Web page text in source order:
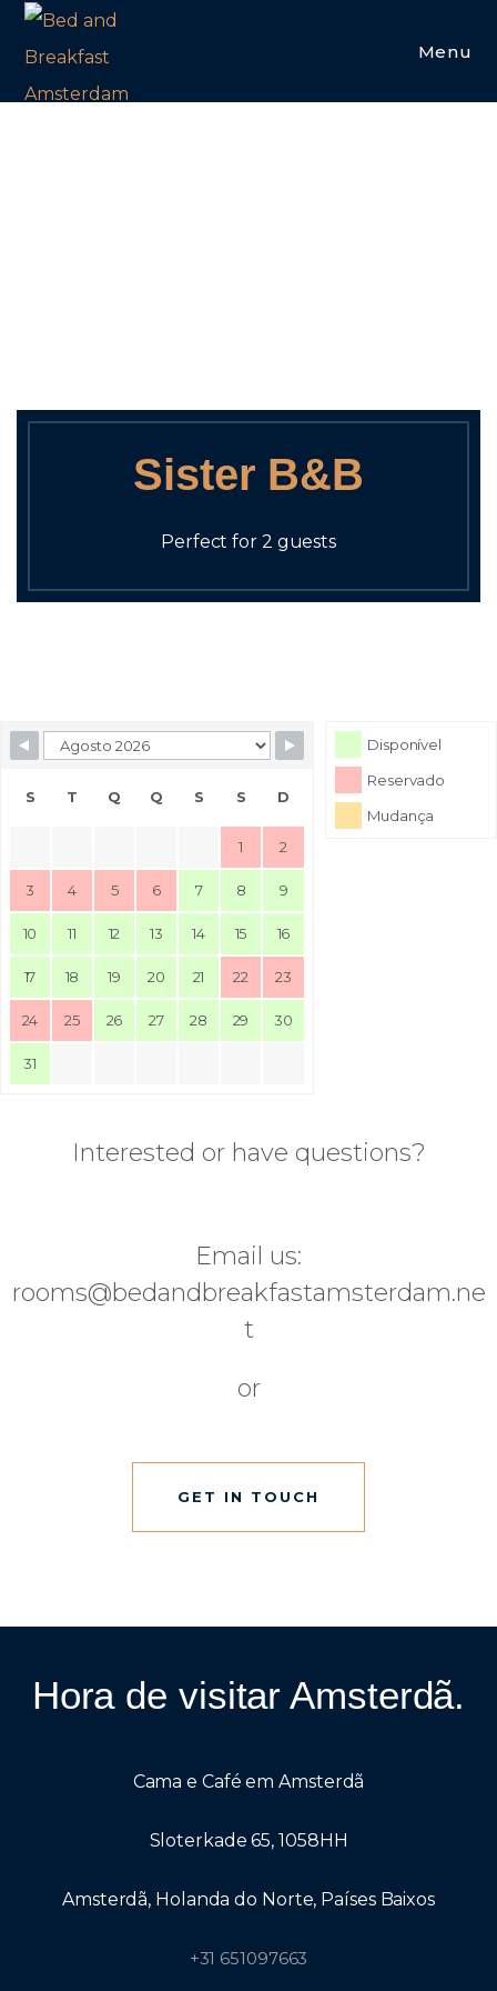
Menu
Sister B&B
Perfect for 2 guests
Disponível
Reservado
Mudança
S T Q Q S S D
1 2
3 4 5 6 7 8 9
10 11 12 13 14 15 16
17 18 19 20 21 22 23
24 25 26 27 28 29 30
31
Interested or have questions?
Email us:
rooms@bedandbreakfastamsterdam.ne
t
or
GET IN TOUCH
Hora de visitar Amsterdã.
Cama e Café em Amsterdã
Sloterkade 65, 1058HH
Amsterdã, Holanda do Norte, Países Baixos
+31 651097663
Reserve diretamente: Garantia do melhor preço –
Garrafa de prosecco bem gelada como cortesia –
Cesta de boas-vindas com delícias de café da manhã
no seu primeiro dia – ... e muito mais!
Se estivermos lotados, não se preocupe — podemos